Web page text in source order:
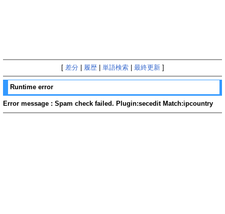
[ 差分 履歴| 単語検索| 最終更新]
Runtime error
Error message : Spam check failed. Plugin:secedit Match:ipcountry